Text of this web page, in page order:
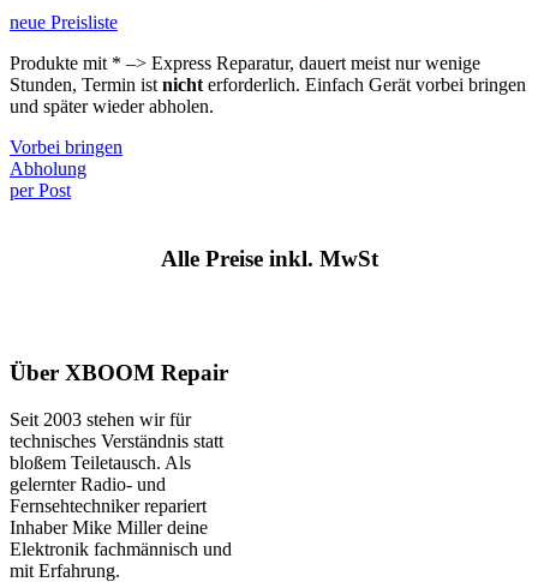
neue Preisliste
Produkte mit * –> Express Reparatur, dauert meist nur wenige
Stunden, Termin ist nicht erforderlich. Einfach Gerät vorbei bringen
und später wieder abholen.
Vorbei bringen
Abholung
per Post
Alle Preise inkl. MwSt
Über XBOOM Repair
Seit 2003 stehen wir für
technisches Verständnis statt
bloßem Teiletausch. Als
gelernter Radio- und
Fernsehtechniker repariert
Inhaber Mike Miller deine
Elektronik fachmännisch und
mit Erfahrung.